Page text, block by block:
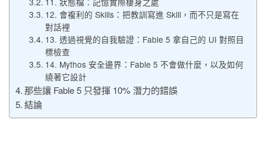
12. 會複利的 Skills：把教訓寫進 Skill，而不只是寫在
對話裡
13. 透過視覺的自我驗證：Fable 5 拿自己的 UI 對照目
標檢查
14. Mythos 安全邊界：Fable 5 不會做什麼，以及如何
繞著它設計
那些讓 Fable 5 只發揮 10% 潛力的錯誤
結論